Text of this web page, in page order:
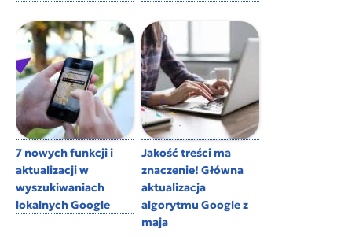
7 nowych funkcji i
aktualizacji w
wyszukiwaniach
lokalnych Google
Jakość treści ma
znaczenie! Główna
aktualizacja
algorytmu Google z
maja